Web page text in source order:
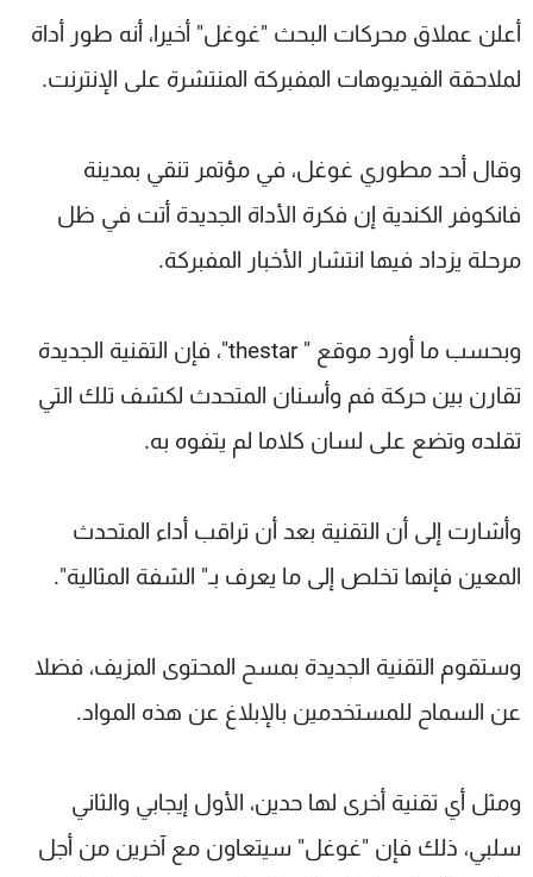
أعلن عملاق محركات البحث "غوغل" أخيرا، أنه طور أداة
لملاحقة الفيديوهات المفبركة المنتشرة على الإنترنت.
وقال أحد مطوري غوغل، في مؤتمر تنقي بمدينة
فانكوفر الكندية إن فكرة الأداة الجديدة أتت في ظل
مرحلة يزداد فيها انتشار الأخبار المفبركة.
وبحسب ما أورد موقع " thestar"، فإن التقنية الجديدة
تقارن بين حركة فم وأسنان المتحدث لكشف تلك التي
تقلده وتضع على لسان كلاما لم يتفوه به.
وأشارت إلى أن التقنية بعد أن تراقب أداء المتحدث
المعين فإنها تخلص إلى ما يعرف بـ" الشفة المثالية".
وستقوم التقنية الجديدة بمسح المحتوى المزيف، فضلا
عن السماح للمستخدمين بالإبلاغ عن هذه المواد.
ومثل أي تقنية أخرى لها حدين، الأول إيجابي والثاني
سلبي، ذلك فإن "غوغل" سيتعاون مع آخرين من أجل
شاهد البرامج
الإنـتـاج
لاعلاناتكم
تواصل معنا
شروط الإسـتخدام
سياسة الخصوصية